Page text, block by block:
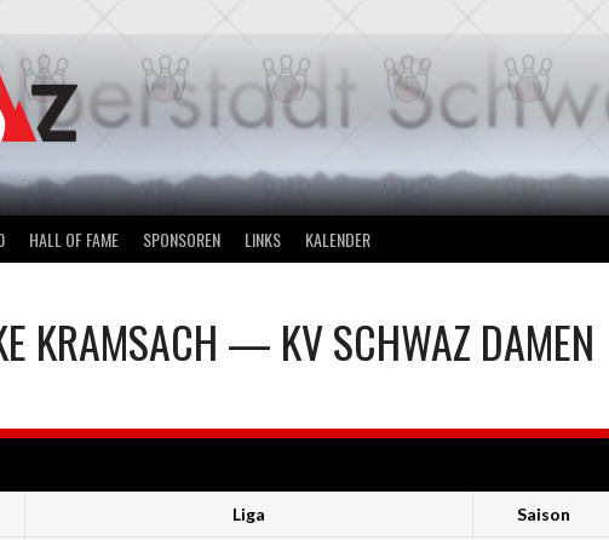
HALL OF FAME SPONSOREN LINKS KALENDER
KRAMSACH — KV SCHWAZ DAMEN
Liga Saison